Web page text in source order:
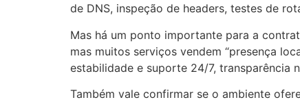
de DNS, inspeção de headers, testes de
Mas há um ponto importante para a
mas muitos serviços vendem “presença
estabilidade e suporte 24/7, transparência
Também vale confirmar se o ambiente